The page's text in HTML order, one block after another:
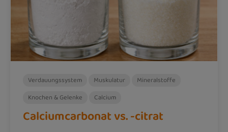
Verdauungssystem Muskulatur
Mineralstoffe
Knochen & Gelenke
Calcium
Calciumcarbonat vs. -citrat